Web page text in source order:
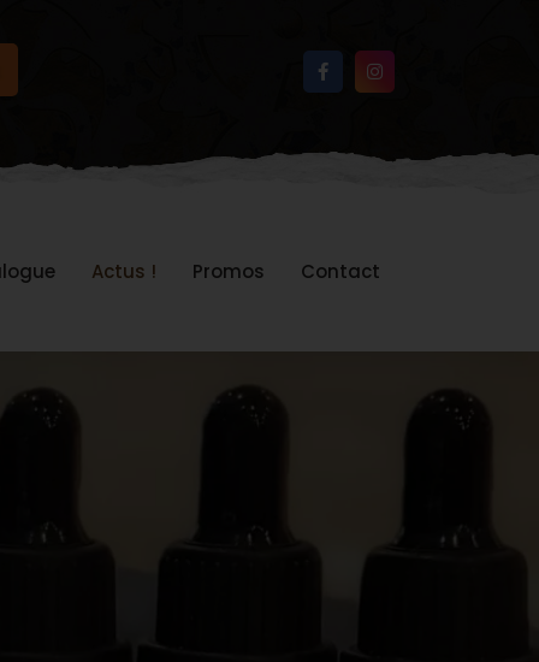
Actus ! Promos Contact